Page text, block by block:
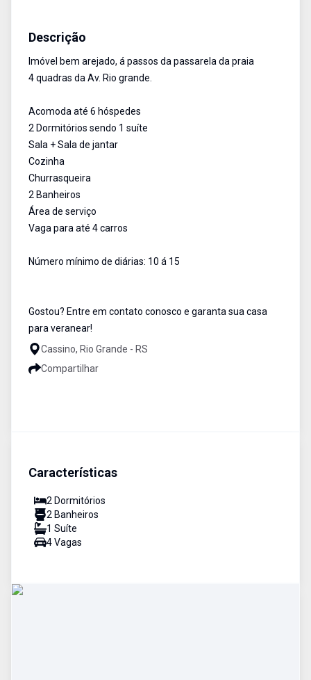
Descrição
Imóvel bem arejado, á passos da passarela da praia
4 quadras da Av. Rio grande.
Acomoda até 6 hóspedes
2 Dormitórios sendo 1 suíte
Sala + Sala de jantar
Cozinha
Churrasqueira
2 Banheiros
Área de serviço
Vaga para até 4 carros
Número mínimo de diárias: 10 á 15
Gostou? Entre em contato conosco e garanta sua casa
para veranear!
Cassino, Rio Grande - RS
Compartilhar
Características
2 Dormitórios
2 Banheiros
1 Suíte
4Vagas